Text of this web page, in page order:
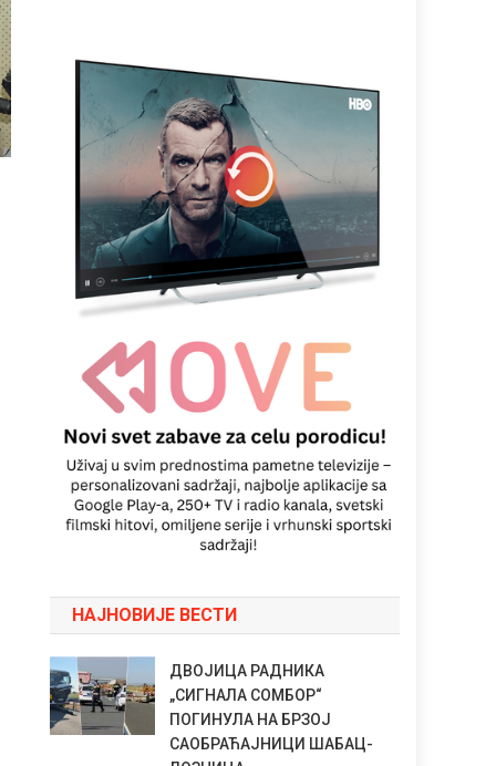
НАЈНОВИЈЕ ВЕСТИ
ДВОЈИЦА РАДНИКА
„СИГНАЛА СОМБОР“
ПОГИНУЛА НА БРЗОЈ
САОБРАЋАЈНИЦИ ШАБАЦ-